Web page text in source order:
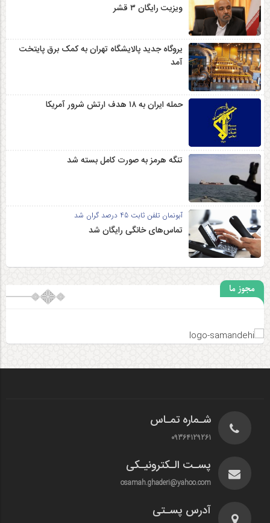
ویزیت رایگان ۳ قشر
یروگاه جدید پالایشگاه تهران به کمک برق پایتخت
آمد
حمله ایران به ۱۸ هدف ارتش شرور آمریکا
تنگه هرمز به صورت کامل بسته شد
آبونمان تلفن ثابت 45 درصد گران شد
تماس‌های خانگی رایگان شد
مجوز ما
شـماره تمـاس
09364129261
پسـت الـکترونیـکی
osamah.ghaderi@yahoo.com
آدرس پسـتی